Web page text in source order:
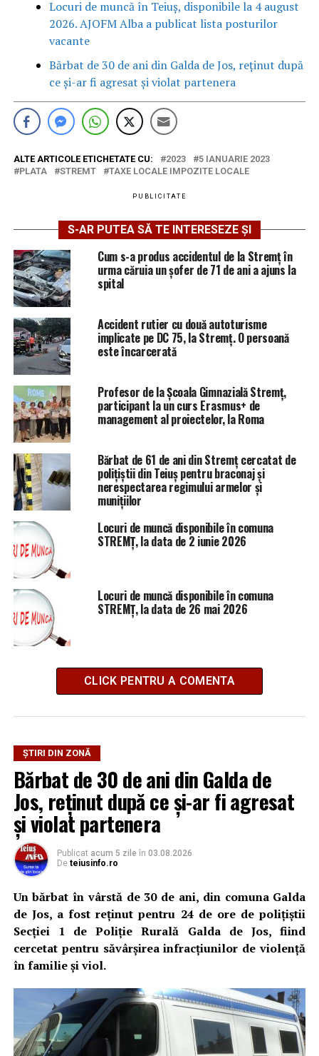
Locuri de muncă în Teiuș, disponibile la 4 august
2026. AJOFM Alba a publicat lista posturilor
vacante
Bărbat de 30 de ani din Galda de Jos, reținut după
ce și-ar fi agresat și violat partenera
ALTE ARTICOLE ETICHETATE CU: 2023
5 IANUARIE 2023
PLATA
STREMT TAXE LOCALE IMPOZITE LOCALE
PUBLICITATE
S-AR PUTEA SĂ TE INTERESEZE ȘI
Cum s-a produs accidentul de la Stremț în
urma căruia un șofer de 71 de ani a ajuns la
spital
Accident rutier cu două autoturisme
implicate pe DC 75, la Stremț. O persoană
este încarcerată
Profesor de la Școala Gimnazială Stremț,
participant la un curs Erasmus+ de
management al proiectelor, la Roma
Bărbat de 61 de ani din Stremț cercatat de
polițiștii din Teiuș pentru braconaj și
nerespectarea regimului armelor și
munițiilor
Locuri de muncă disponibile în comuna
STREMȚ, la data de 2 iunie 2026
Locuri de muncă disponibile în comuna
STREMȚ, la data de 26 mai 2026
CLICK PENTRU A COMENTA
ȘTIRI DIN ZONĂ
Bărbat de 30 de ani din Galda de
Jos, reținut după ce și-ar fi agresat
și violat partenera
Publicat acum 5 zile în 03.08.2026
De teiusinfo.ro
Un bărbat în vârstă de 30 de ani, din comuna Galda
de Jos, a fost reținut pentru 24 de ore de polițiștii
Secției 1 de Poliție Rurală Galda de Jos, fiind
cercetat pentru săvârșirea infracțiunilor de violență
în familie și viol.